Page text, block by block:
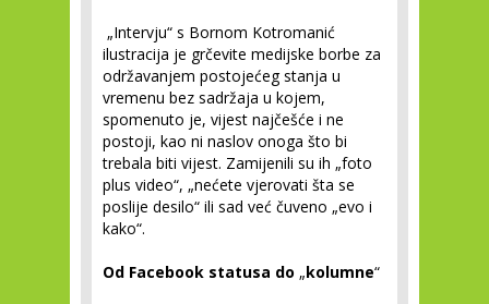
„Intervju“ s Bornom Kotromanić
ilustracija je grčevite medijske borbe za
održavanjem postojećeg stanja u
vremenu bez sadržaja u kojem,
spomenuto je, vijest najčešće i ne
postoji, kao ni naslov onoga što bi
trebala biti vijest. Zamijenili su ih „foto
plus video“, „nećete vjerovati šta se
poslije desilo“ ili sad već čuveno „evo i
kako“.
Od Facebook statusa do „kolumne“